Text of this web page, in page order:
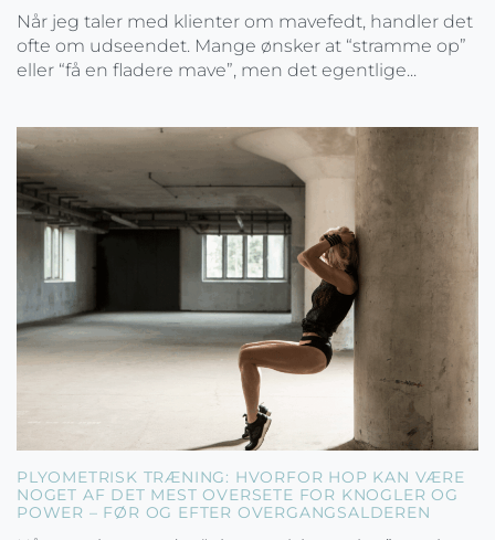
Når jeg taler med klienter om mavefedt, handler det
ofte om udseendet. Mange ønsker at “stramme op”
eller “få en fladere mave”, men det egentlige...
PLYOMETRISK TRÆNING: HVORFOR HOP KAN VÆRE
NOGET AF DET MEST OVERSETE FOR KNOGLER OG
POWER – FØR OG EFTER OVERGANGSALDEREN